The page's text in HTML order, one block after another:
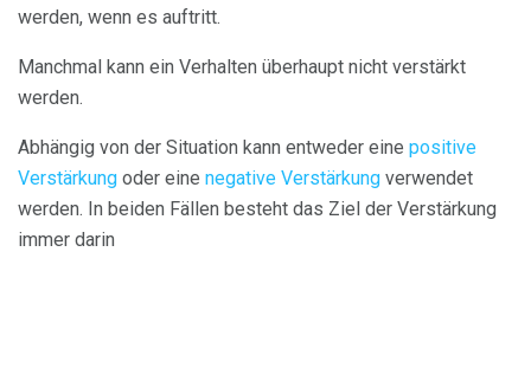
werden, wenn es auftritt.
Manchmal kann ein Verhalten überhaupt nicht verstärkt
werden.
Abhängig von der Situation kann entweder eine positive
Verstärkung oder eine negative Verstärkung verwendet
werden. In beiden Fällen besteht das Ziel der Verstärkung
immer darin